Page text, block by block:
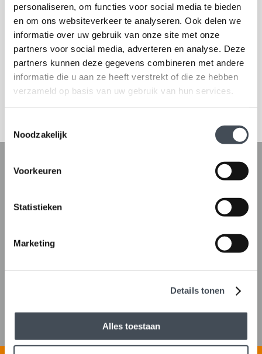
personaliseren, om functies voor social media te bieden
en om ons websiteverkeer te analyseren. Ook delen we
informatie over uw gebruik van onze site met onze
partners voor social media, adverteren en analyse. Deze
partners kunnen deze gegevens combineren met andere
informatie die u aan ze heeft verstrekt of die ze hebben
verzameld op basis van uw gebruik van hun services.
Noodzakelijk
Voorkeuren
Statistieken
Marketing
Details tonen
Alles toestaan
ABK Kunststoffen
ABK Kunststoffen specializes in the development and production of
partition walls for light commercial vehicles, including vans, 4x4
vehicles, and SUVs.
video tour